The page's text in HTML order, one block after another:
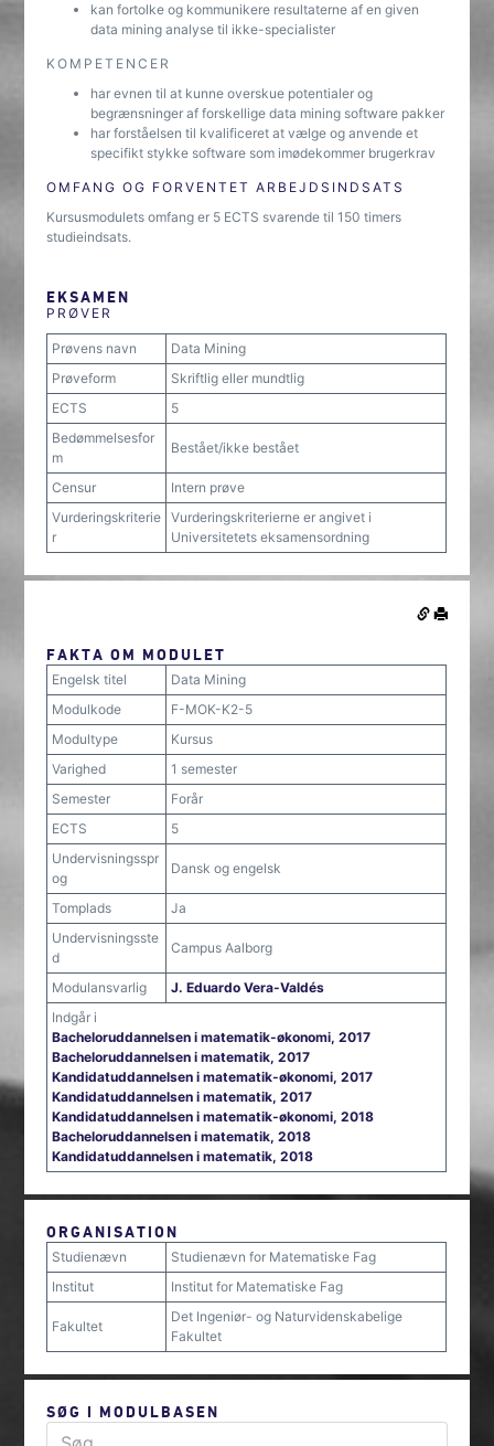
kan fortolke og kommunikere resultaterne af en given
data mining analyse til ikke-specialister
KOMPETENCER
har evnen til at kunne overskue potentialer og
begrænsninger af forskellige data mining software pakker
har forståelsen til kvalificeret at vælge og anvende et
specifikt stykke software som imødekommer brugerkrav
OMFANG OG FORVENTET ARBEJDSINDSATS
Kursusmodulets omfang er 5 ECTS svarende til 150 timers
studieindsats.
EKSAMEN
PRØVER
Prøvens navn
Data Mining
Prøveform
Skriftlig eller mundtlig
ECTS
5
Bedømmelsesfor
m
Bestået/ikke bestået
Censur
Intern prøve
Vurderingskriterie
r
Vurderingskriterierne er angivet i
Universitetets eksamensordning
FAKTA OM MODULET
Engelsk titel
Data Mining
Modulkode
F-MOK-K2-5
Modultype
Kursus
Varighed
1 semester
Semester
Forår
ECTS
5
Undervisningsspr
og
Dansk og engelsk
Tomplads
Ja
Undervisningsste
d
Campus Aalborg
Modulansvarlig
J. Eduardo Vera-Valdés
Indgår i
Bacheloruddannelsen i matematik-økonomi, 2017
Bacheloruddannelsen i matematik, 2017
Kandidatuddannelsen i matematik-økonomi, 2017
Kandidatuddannelsen i matematik, 2017
Kandidatuddannelsen i matematik-økonomi, 2018
Bacheloruddannelsen i matematik, 2018
Kandidatuddannelsen i matematik, 2018
ORGANISATION
Studienævn
Studienævn for Matematiske Fag
Institut
Institut for Matematiske Fag
Fakultet
Det Ingeniør- og Naturvidenskabelige
Fakultet
SØG I MODULBASEN